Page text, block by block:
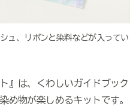
ュ、リボンと染料などが入ってい
』は、くわしいガイドブック
め物が楽しめるキットです。